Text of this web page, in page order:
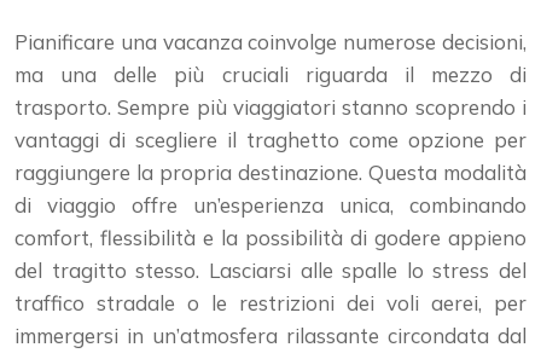
Pianificare una vacanza coinvolge numerose decisioni,
ma una delle più cruciali riguarda il mezzo di
trasporto. Sempre più viaggiatori stanno scoprendo i
vantaggi di scegliere il traghetto come opzione per
raggiungere la propria destinazione. Questa modalità
di viaggio offre un’esperienza unica, combinando
comfort, flessibilità e la possibilità di godere appieno
del tragitto stesso. Lasciarsi alle spalle lo stress del
traffico stradale o le restrizioni dei voli aerei, per
immergersi in un’atmosfera rilassante circondata dal